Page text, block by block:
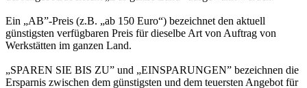
Ein „AB”-Preis (z.B. „ab 150 Euro“) bezeichnet den aktuell
günstigsten verfügbaren Preis für dieselbe Art von Auftrag von
Werkstätten im ganzen Land.
„SPAREN SIE BIS ZU” und „EINSPARUNGEN” bezeichnen die
Ersparnis zwischen dem günstigsten und dem teuersten Angebot für